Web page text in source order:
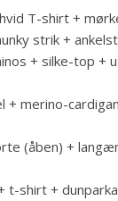
T-shirt +
strik +
+ silke-top +
+ merino-
(åben) +
t-shirt +